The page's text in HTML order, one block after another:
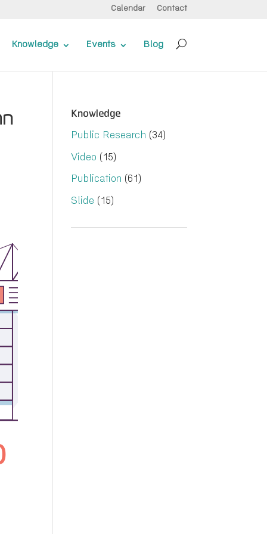
Calendar Contact
Knowledge Events Blog
Knowledge
Public Research (34)
Video (15)
Publication (61)
Slide (15)